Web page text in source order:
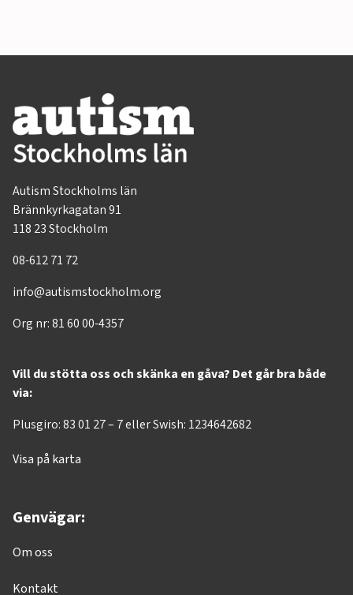
Autism Stockholms län
Brännkyrkagatan 91
118 23 Stockholm
08-612 71 72
info@autismstockholm.org
Org nr: 81 60 00-4357
Vill du stötta oss och skänka en gåva? Det går bra både
via:
Plusgiro: 83 01 27 – 7 eller Swish: 1234642682
Visa på karta
Genvägar:
Om oss
Kontakt